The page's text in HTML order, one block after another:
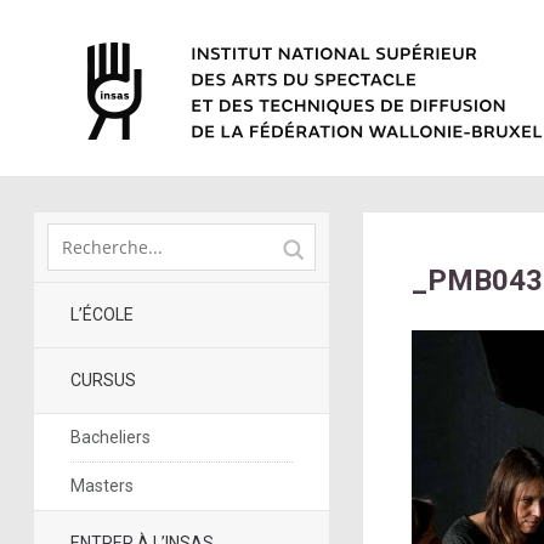
L’ÉCOLE
CURSUS
Bacheliers
Masters